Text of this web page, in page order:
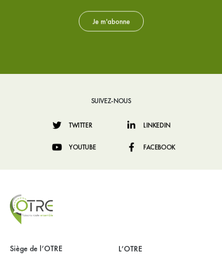
SUIVEZ-NOUS
TWITTER LINKEDIN
YOUTUBE FACEBOOK
Siège de l’OTRE L’OTRE